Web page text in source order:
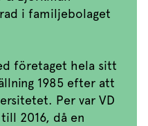
i familjebolaget
företaget hela sitt
1985 efter att
Per var VD
2016, då en